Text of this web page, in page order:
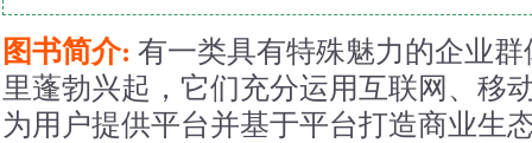
图书简介: 有一类具有特殊魅力的企业
里蓬勃兴起，它们充分运用互联网、移
为用户提供平台并基于平台打造商业生